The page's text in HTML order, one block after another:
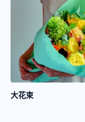
大花束